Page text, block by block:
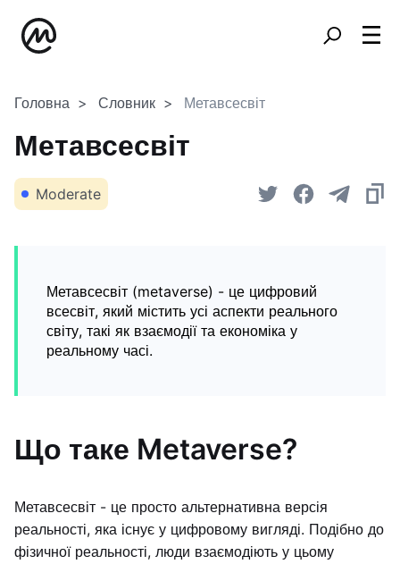
Головна Словник Метавсесвіт
Метавсесвіт
Moderate
Метавсесвіт (metaverse) - це цифровий
всесвіт, який містить усі аспекти реального
світу, такі як взаємодії та економіка у
реальному часі.
Що таке Metaverse?
Метавсесвіт - це просто альтернативна версія
реальності, яка існує у цифровому вигляді. Подібно до
фізичної реальності, люди взаємодіють у цьому